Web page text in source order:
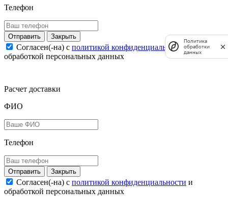
Телефон
Закрыть
Согласен(-на) c политикой конфиденциальностии
обработкой персональных данных
Расчет доставки
ФИО
Телефон
Закрыть
Согласен(-на) c политикой конфиденциальности и
обработкой персональных данных
Политика
обработки
данных